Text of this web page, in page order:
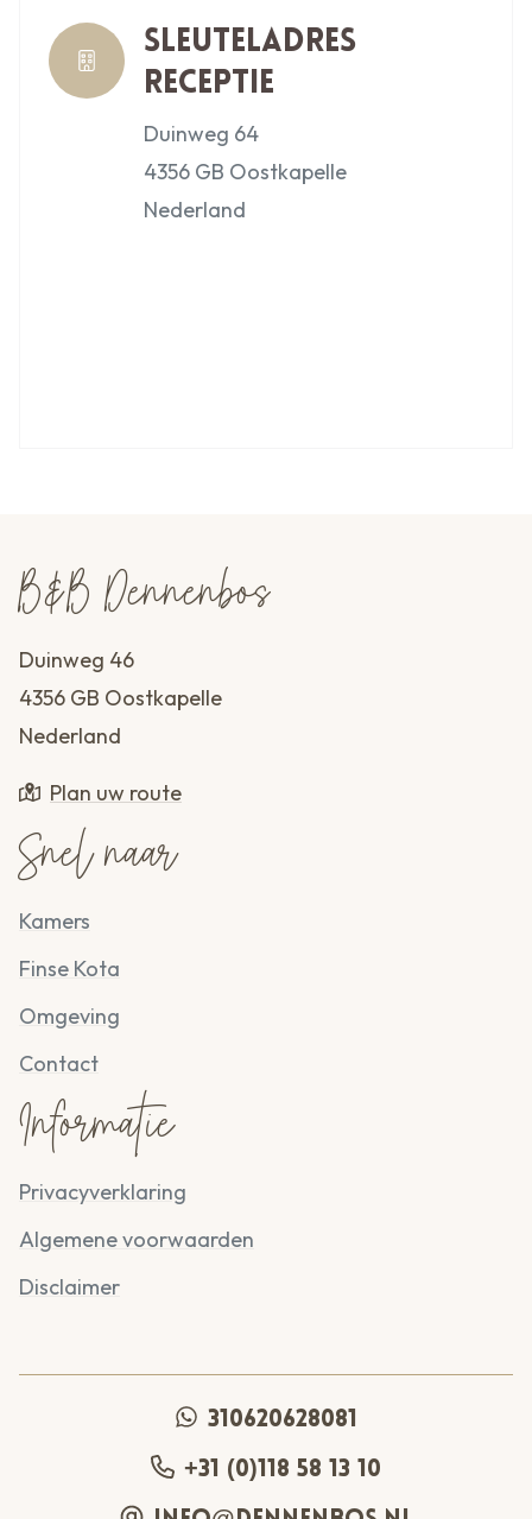
Sleuteladres
receptie
Duinweg 64
4356 GB Oostkapelle
Nederland
B&B Dennenbos
Duinweg 46
4356 GB Oostkapelle
Nederland
Plan uw route
Snel naar
Kamers
Finse Kota
Omgeving
Contact
Informatie
Privacyverklaring
Algemene voorwaarden
Disclaimer
310620628081
+31 (0)118 58 13 10